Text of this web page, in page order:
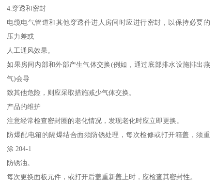
4.穿透和密封
电缆电气管道和其他穿透件进人房间时应进行密封，以保持必要的
压力差或
人工通风效果。
如果房间内部和外部产生气体交换(例如，通过底部排水设施排出燕
气)会导
致其他危险，则应采取措施减少气体交换。
产品的维护
注意经常检查密封圈的老化情况，发现老化时应立即更换。
防爆配电箱的隔爆结合面须防锈处理，每次检修或打开箱盖，须重
涂 204-1
防锈油。
每次更换面板元件，或打开后盖重新盖上时，应检查其密封性。